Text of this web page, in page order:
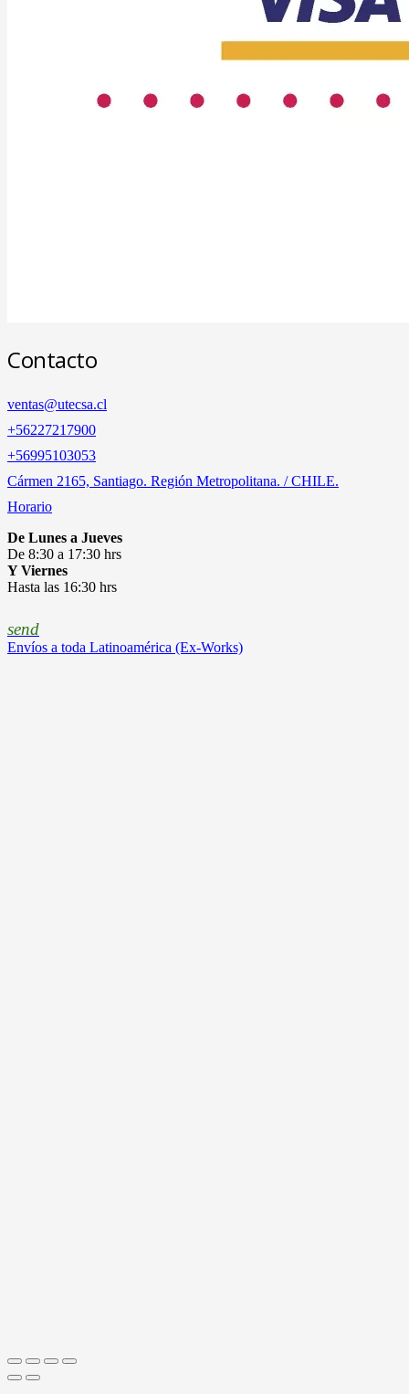
Contacto
ventas@utecsa.cl
+56227217900
‎+56995103053
Cármen 2165, Santiago. Región Metropolitana. / CHILE.
Horario
De Lunes a Jueves
De 8:30 a 17:30 hrs
Y Viernes
Hasta las 16:30 hrs
send
Envíos a toda Latinoamérica (Ex-Works)